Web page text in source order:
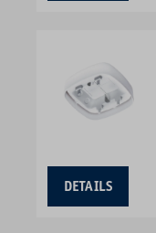
DETAILS